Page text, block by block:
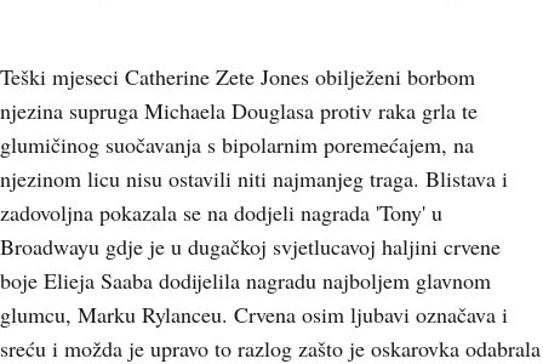
Teški mjeseci Catherine Zete Jones obilježeni borbom
njezina supruga Michaela Douglasa protiv raka grla te
glumičinog suočavanja s bipolarnim poremećajem, na
njezinom licu nisu ostavili niti najmanjeg traga. Blistava i
zadovoljna pokazala se na dodjeli nagrada 'Tony' u
Broadwayu gdje je u dugačkoj svjetlucavoj haljini crvene
boje Elieja Saaba dodijelila nagradu najboljem glavnom
glumcu, Marku Rylanceu. Crvena osim ljubavi označava i
sreću i možda je upravo to razlog zašto je oskarovka odabrala